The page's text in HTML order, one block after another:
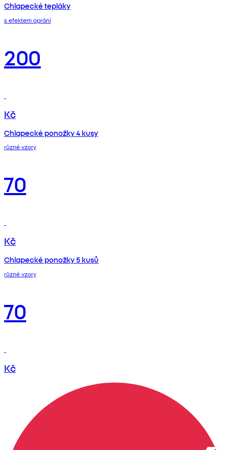
Chlapecké tepláky
s efektem oprání
200
Kč
Chlapecké ponožky 4 kusy
různé vzory
70
Kč
Chlapecké ponožky 5 kusů
různé vzory
70
Kč